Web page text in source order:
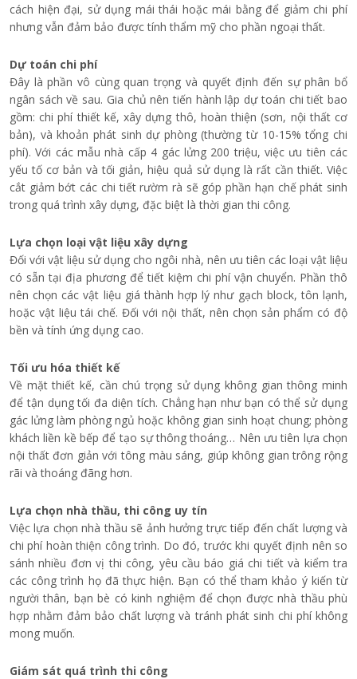
cách hiện đại, sử dụng mái thái hoặc mái bằng để giảm chi phí
nhưng vẫn đảm bảo được tính thẩm mỹ cho phần ngoại thất.
Dự toán chi phí
Đây là phần vô cùng quan trọng và quyết định đến sự phân bổ
ngân sách về sau. Gia chủ nên tiến hành lập dự toán chi tiết bao
gồm: chi phí thiết kế, xây dựng thô, hoàn thiện (sơn, nội thất cơ
bản), và khoản phát sinh dự phòng (thường từ 10-15% tổng chi
phí). Với các mẫu nhà cấp 4 gác lửng 200 triệu, việc ưu tiên các
yếu tố cơ bản và tối giản, hiệu quả sử dụng là rất cần thiết. Việc
cắt giảm bớt các chi tiết rườm rà sẽ góp phần hạn chế phát sinh
trong quá trình xây dựng, đặc biệt là thời gian thi công.
Lựa chọn loại vật liệu xây dựng
Đối với vật liệu sử dụng cho ngôi nhà, nên ưu tiên các loại vật liệu
có sẵn tại địa phương để tiết kiệm chi phí vận chuyển. Phần thô
nên chọn các vật liệu giá thành hợp lý như gạch block, tôn lạnh,
hoặc vật liệu tái chế. Đối với nội thất, nên chọn sản phẩm có độ
bền và tính ứng dụng cao.
Tối ưu hóa thiết kế
Về mặt thiết kế, cần chú trọng sử dụng không gian thông minh
để tận dụng tối đa diện tích. Chẳng hạn như bạn có thể sử dụng
gác lửng làm phòng ngủ hoặc không gian sinh hoạt chung; phòng
khách liền kề bếp để tạo sự thông thoáng… Nên ưu tiên lựa chọn
nội thất đơn giản với tông màu sáng, giúp không gian trông rộng
rãi và thoáng đãng hơn.
Lựa chọn nhà thầu, thi công uy tín
Việc lựa chọn nhà thầu sẽ ảnh hưởng trực tiếp đến chất lượng và
chi phí hoàn thiện công trình. Do đó, trước khi quyết định nên so
sánh nhiều đơn vị thi công, yêu cầu báo giá chi tiết và kiểm tra
các công trình họ đã thực hiện. Bạn có thể tham khảo ý kiến từ
người thân, bạn bè có kinh nghiệm để chọn được nhà thầu phù
hợp nhằm đảm bảo chất lượng và tránh phát sinh chi phí không
mong muốn.
Giám sát quá trình thi công